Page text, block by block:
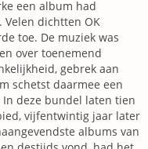
een album had
dichtten OK
toe. De muziek was
over toenemend
gebrek aan
schetst daarmee een
deze bundel laten tien
vijfentwintig jaar later
albums van